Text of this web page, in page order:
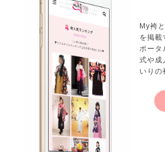
My袴
を掲載
ポータ
式や成
いりの